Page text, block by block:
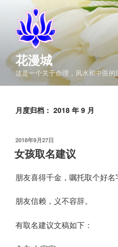
花漫城
这是一个关于命理，风水和中医
月度归档： 2018 年 9 月
发
布
于
2018年9月27日
女孩取名建议
朋友喜得千金，嘱托取个好名
朋友信赖，义不容辞。
有取名建议文稿如下：